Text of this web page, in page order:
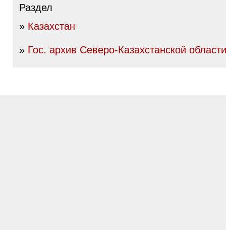
Раздел
» Казахстан
» Гос. архив Северо-Казахстанской области